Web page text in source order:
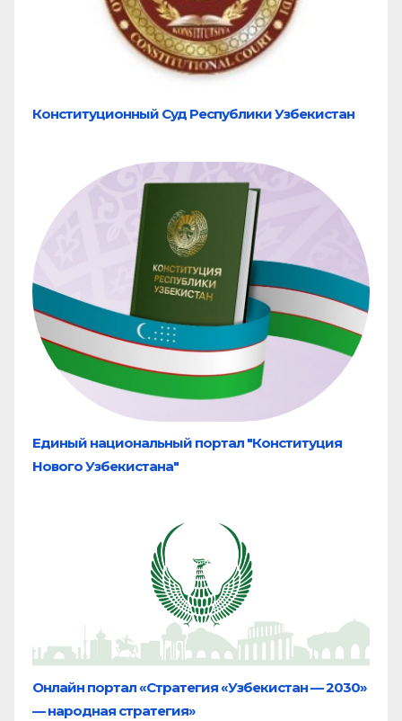
Конституционный Суд Республики Узбекистан
Единый национальный портал "Конституция
Нового Узбекистана"
Онлайн портал «Стратегия «Узбекистан — 2030»
— народная стратегия»